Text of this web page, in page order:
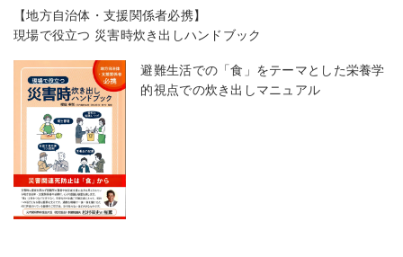
【地方自治体・支援関係者必携】
現場で役立つ 災害時炊き出しハンドブック
避難生活での「食」をテーマとした栄養学
的視点での炊き出しマニュアル